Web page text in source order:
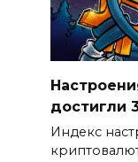
достигли
Индекс